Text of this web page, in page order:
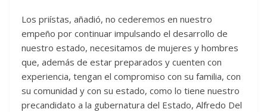
Los priístas, añadió, no cederemos en nuestro
empeño por continuar impulsando el desarrollo de
nuestro estado, necesitamos de mujeres y hombres
que, además de estar preparados y cuenten con
experiencia, tengan el compromiso con su familia, con
su comunidad y con su estado, como lo tiene nuestro
precandidato a la gubernatura del Estado, Alfredo Del